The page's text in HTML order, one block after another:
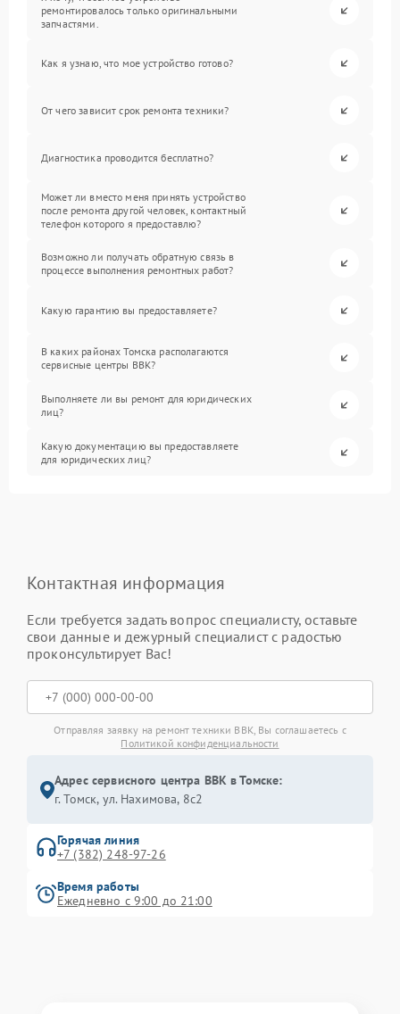
ремонтировалось только оригинальными
запчастями.
Как я узнаю, что мое устройство готово?
От чего зависит срок ремонта техники?
Диагностика проводится бесплатно?
Может ли вместо меня принять устройство
после ремонта другой человек, контактный
телефон которого я предоставлю?
Возможно ли получать обратную связь в
процессе выполнения ремонтных работ?
Какую гарантию вы предоставляете?
В каких районах Томска располагаются
сервисные центры BBK?
Выполняете ли вы ремонт для юридических
лиц?
Какую документацию вы предоставляете
для юридических лиц?
Контактная информация
Если требуется задать вопрос специалисту, оставьте
свои данные и дежурный специалист с радостью
проконсультирует Вас!
Отправляя заявку на ремонт техники BBK, Вы соглашаетесь с
Политикой конфиденциальности
Адрес сервисного центра BBK в Томске:
г. Томск, ул. Нахимова, 8с2
Горячая линия
+7 (382) 248-97-26
Время работы
Ежедневно с 9:00 до 21:00